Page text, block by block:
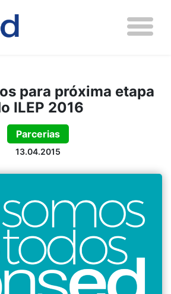
para próxima etapa
ILEP 2016
Parcerias
13.04.2015